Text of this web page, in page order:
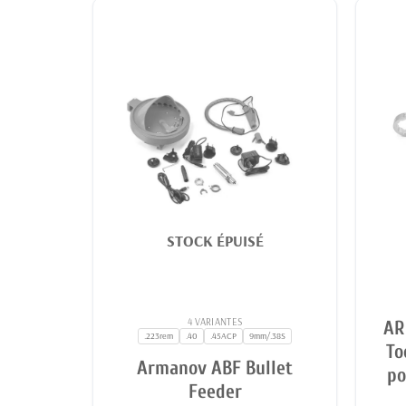
STOCK ÉPUISÉ
4 VARIANTES
.223rem .40 .45ACP 9mm/.38S
Armanov ABF Bullet
Feeder